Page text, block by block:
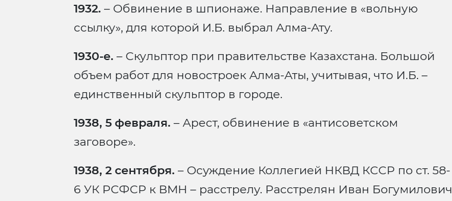
1932. – Обвинение в шпионаже. Направление в «вольную
ссылку», для которой И.Б. выбрал Алма-Ату.
1930-е. – Скульптор при правительстве Казахстана. Большой
объем работ для новостроек Алма-Аты, учитывая, что И.Б. –
единственный скульптор в городе.
1938, 5 февраля. – Арест, обвинение в «антисоветском
заговоре».
1938, 2 сентября. – Осуждение Коллегией НКВД КССР по ст. 58-
6 УК РСФСР к ВМН – расстрелу. Расстрелян Иван Богумилович